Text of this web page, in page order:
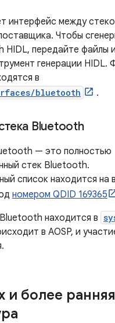
интерфейс между
Чтобы
HIDL, передайте файлы
генерации HIDL.
в
bluetooth .
Bluetooth
— это полностью
стек Bluetooth.
список находится на
номером QDID 169365
находится в
в AOSP, и
и более ранняя